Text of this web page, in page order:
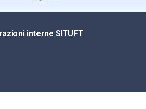
interne SITUFT